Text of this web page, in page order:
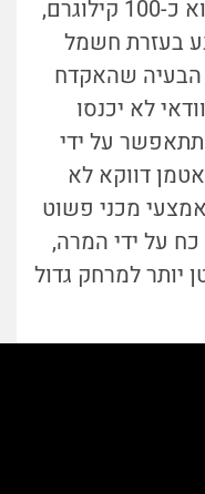
שמשקלו של באטמן וציודו הוא כ-100 קילוגרם,
בעזרת חשמל
בסוללה ניידת [3]. הבעיה שהאקדח
לא יכנסו
על ידי
דווקא לא
מכני פשוט
על ידי המרה,
למרחק גדול